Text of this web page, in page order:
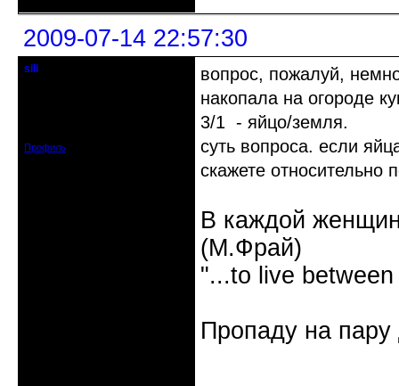
2009-07-14 22:57:30
sili
Профиль
вопрос, пожалуй,
накопала на огороде
3/1 - яйцо/земля.
суть вопроса. если
скажете относительно
В каждой
(М.Фрай)
"...to live
Пропаду на